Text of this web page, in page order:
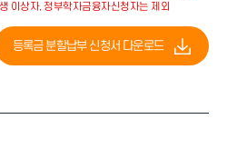
이상자, 정부학자금융자신청자는 제외
등록금 분할납부 신청서 다운로드